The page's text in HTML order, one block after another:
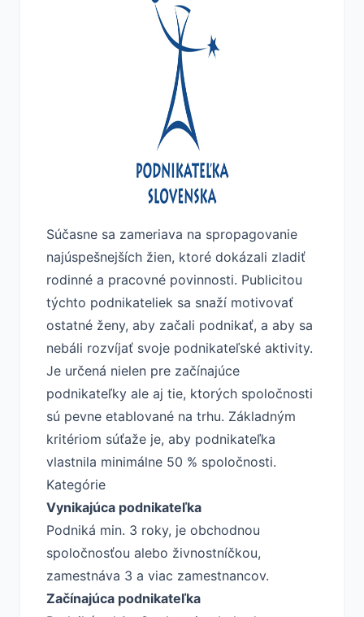
Súčasne sa zameriava na spropagovanie
najúspešnejších žien, ktoré dokázali zladiť
rodinné a pracovné povinnosti. Publicitou
týchto podnikateliek sa snaží motivovať
ostatné ženy, aby začali podnikať, a aby sa
nebáli rozvíjať svoje podnikateľské aktivity.
Je určená nielen pre začínajúce
podnikateľky ale aj tie, ktorých spoločnosti
sú pevne etablované na trhu. Základným
kritériom súťaže je, aby podnikateľka
vlastnila minimálne 50 % spoločnosti.
Kategórie
Vynikajúca podnikateľka
Podniká min. 3 roky, je obchodnou
spoločnosťou alebo živnostníčkou,
zamestnáva 3 a viac zamestnancov.
Začínajúca podnikateľka